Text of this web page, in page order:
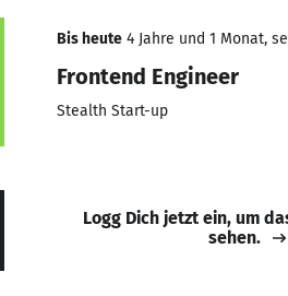
Bis heute 4 Jahre und 1 Monat,
Frontend Engineer
Stealth Start-up
Logg Dich jetzt ein, um
sehen.